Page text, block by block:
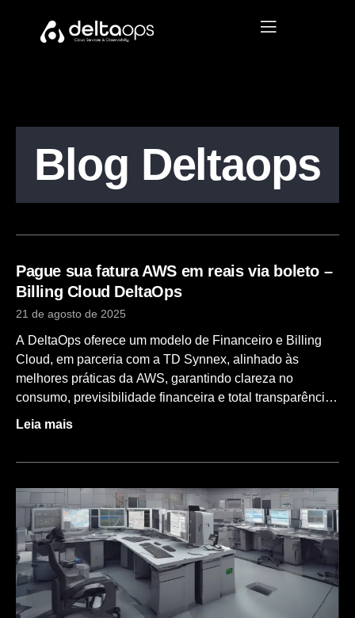
Blog Deltaops
Pague sua fatura AWS em reais via boleto –
Billing Cloud DeltaOps
21 de agosto de 2025
A DeltaOps oferece um modelo de Financeiro e Billing
Cloud, em parceria com a TD Synnex, alinhado às
melhores práticas da AWS, garantindo clareza no
consumo, previsibilidade financeira e total transparência
no faturamento dos serviços em nuvem. Nossa gestão de
adotado por parceiros oficiais do ecossistema AWS.
Como funciona o ciclo de faturamento O faturamento dos
serviços AWS segue um fluxo mensal bem definido,
garantindo rastreabilidade entre consumo, cobrança e
pagamento. 1. Consumo do cliente 2. Faturamento da
AWS para a distribuidora 3. Faturamento da DeltaOps
para o cliente 4. Envio do faturamento O cliente recebe
Leia mais